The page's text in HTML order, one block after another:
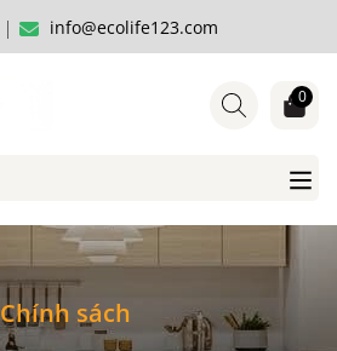
info@ecolife123.com
0
Chính sách